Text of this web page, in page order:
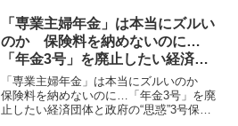
「専業主婦年金」は本当にズルい
のか 保険料を納めないのに…
「年金3号」を廃止したい経済団
体と政府の“思惑”
「専業主婦年金」は本当にズルいのか
保険料を納めないのに…「年金3号」を廃
止したい経済団体と政府の“思惑”3号保険